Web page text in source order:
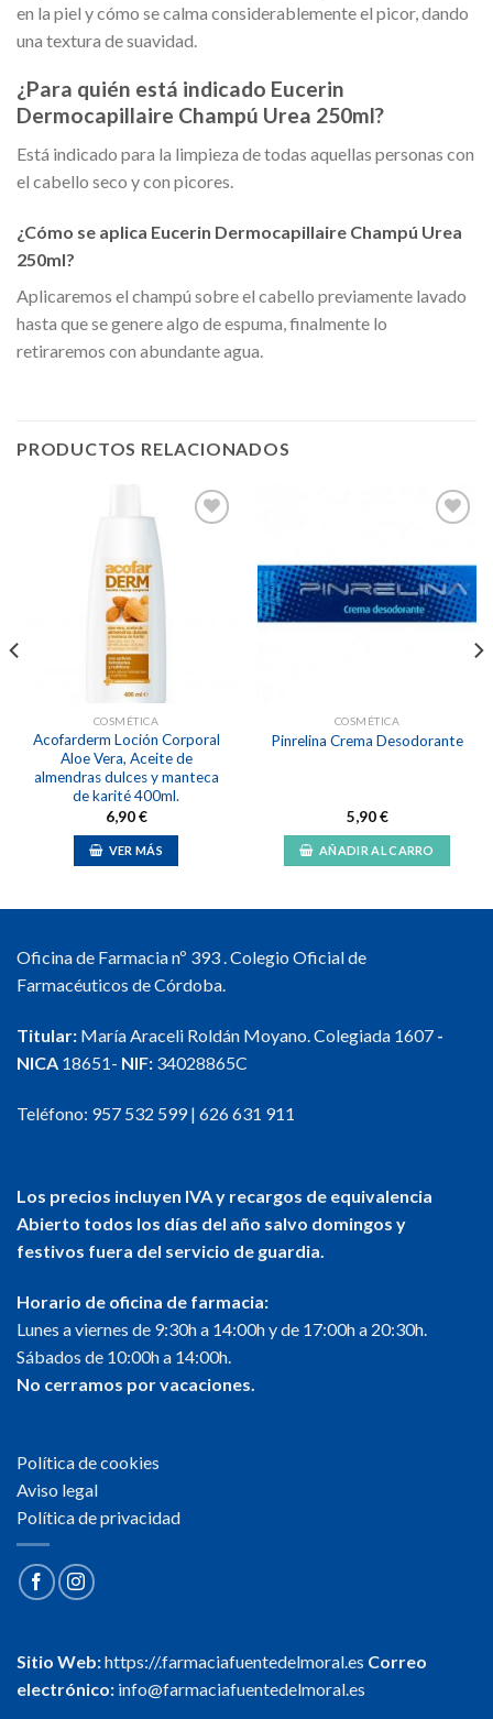
en la piel y cómo se calma considerablemente el picor, dando
una textura de suavidad.
¿Para quién está indicado Eucerin
Dermocapillaire Champú Urea 250ml?
Está indicado para la limpieza de todas aquellas personas con
el cabello seco y con picores.
¿Cómo se aplica Eucerin Dermocapillaire Champú Urea
250ml?
Aplicaremos el champú sobre el cabello previamente lavado
hasta que se genere algo de espuma, finalmente lo
retiraremos con abundante agua.
PRODUCTOS RELACIONADOS
COSMÉTICA
Acofarderm Loción Corporal
Aloe Vera, Aceite de
almendras dulces y manteca
de karité 400ml.
6,90€
VER MÁS
Añadir
a la
lista de
deseos
COSMÉTICA
Pinrelina Crema Desodorante
5,90€
AÑADIR AL CARRO
Oficina de Farmacia nº 393 . Colegio Oficial de
Farmacéuticos de Córdoba.
Titular: María Araceli Roldán Moyano. Colegiada 1607 -
NICA 18651- NIF: 34028865C
Teléfono: 957 532 599| 626 631 911
Los precios incluyen IVA y recargos de equivalencia
Abierto todos los días del año salvo domingos y
festivos fuera del servicio de guardia.
Horario de oficina de farmacia:
Lunes a viernes de 9:30h a 14:00h y de 17:00h a 20:30h.
Sábados de 10:00h a 14:00h.
No cerramos por vacaciones.
Política de cookies
Aviso legal
Política de privacidad
Sitio Web:https://.farmaciafuentedelmoral.es Correo
electrónico: info@farmaciafuentedelmoral.es